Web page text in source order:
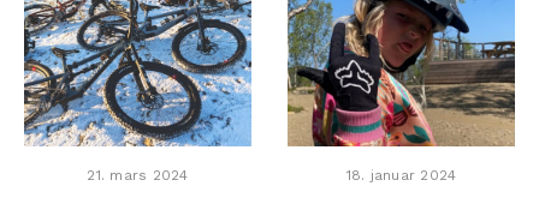
21. mars 2024 18. januar 2024